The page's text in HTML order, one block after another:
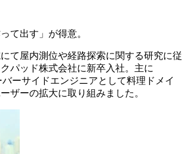
て出す」が得意。
て屋内測位や経路探索に関する研究に従
パッド株式会社に新卒入社。主に
バーサイドエンジニアとして料理ドメイ
ザーの拡大に取り組みました。